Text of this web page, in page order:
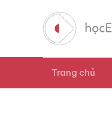
Trang chủ